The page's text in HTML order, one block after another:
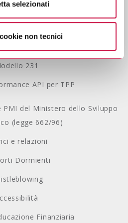
consultil’informativa sulla
selezionati
non tecnici
Policy
231
API per TPP
PMI del Ministero dello Sviluppo
(legge 662/96)
e relazioni
Dormienti
Finanziaria